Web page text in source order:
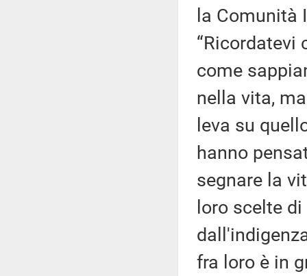
la Comunità
“Ricordatevi
come
nella vita,
leva su
hanno
segnare la
loro scelte
fra loro è in